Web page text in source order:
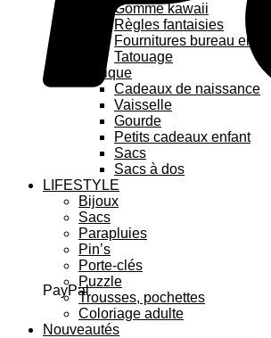
PayPal
Gomme kawaii
Règles fantaisies
Fournitures bureau enfant
Tatouage
Pratique
Cadeaux de naissance
Vaisselle
Gourde
Petits cadeaux enfant
Sacs
Sacs à dos
LIFESTYLE
Bijoux
Sacs
Parapluies
Pin’s
Porte-clés
Puzzle
Trousses, pochettes
Coloriage adulte
Nouveautés